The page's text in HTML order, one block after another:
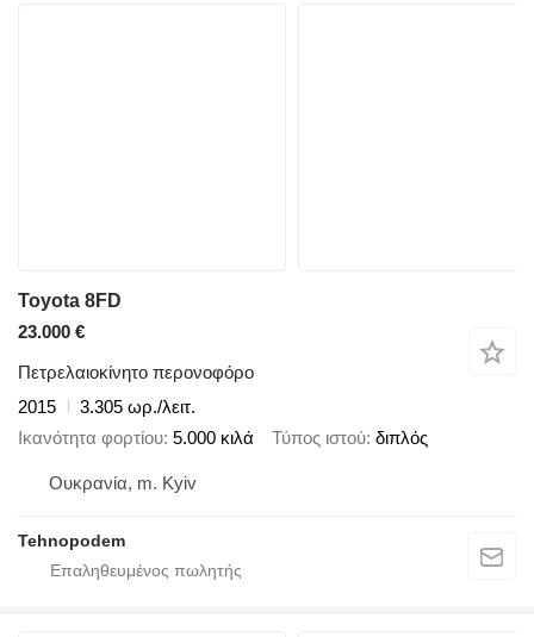
Toyota 8FD
23.000 €
Πετρελαιοκίνητο περονοφόρο
2015
3.305 ωρ./λειτ.
Ικανότητα φορτίου 5.000 κιλά Τύπος ιστού διπλός
Ουκρανία, m. Kyiv
Tehnopodem